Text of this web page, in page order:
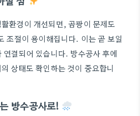
환경이 개선되면, 곰팡이 문제도
조절이 용이해집니다. 이는 곧 보일
연결되어 있습니다. 방수공사 후에
상태도 확인하는 것이 중요합니
방수공사로!